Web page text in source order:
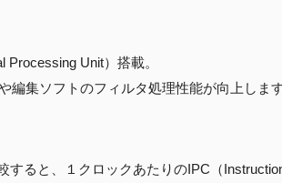
Unit）搭載。
集ソフトのフィルタ処理性能が向上します
ると、１クロックあたりのIPC（